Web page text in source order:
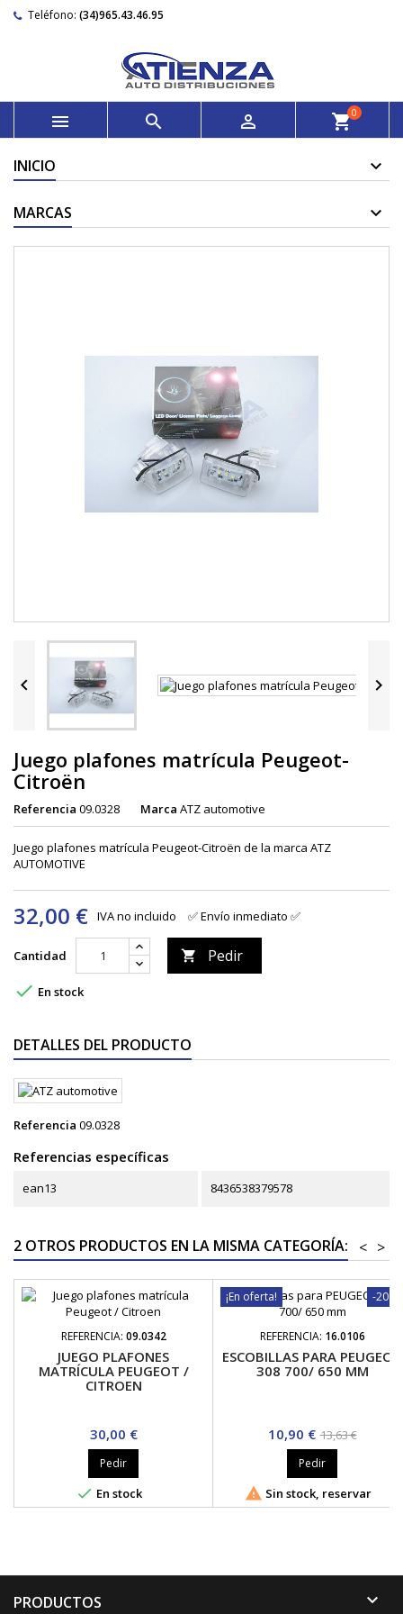
Teléfono: (34)965.43.46.95
   shopping_cart0
INICIO
MARCAS
 
Juego plafones matrícula Peugeot-
Citroën
Referencia 09.0328 Marca ATZ automotive
Juego plafones matrícula Peugeot-Citroën de la marca ATZ
AUTOMOTIVE
32,00 € IVA no incluido ✅ Envío inmediato ✅
Cantidad  Pedir
 En stock
DETALLES DEL PRODUCTO
Referencia 09.0328
Referencias específicas
ean13 8436538379578
2 OTROS PRODUCTOS EN LA MISMA CATEGORÍA: >
<
REFERENCIA: 09.0342
JUEGO PLAFONES
MATRÍCULA PEUGEOT /
CITROEN
Precio
30,00 €
Pedir
 En stock
-20%
¡En oferta!
REFERENCIA: 16.0106
ESCOBILLAS PARA PEUGEOT
308 700/ 650 MM
Precio
10,90 € Precio
base
13,63 €
Pedir
 Sin stock, reservar
PRODUCTOS 